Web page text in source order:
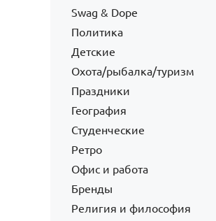
Swag & Dope
Политика
Детские
Охота/рыбалка/туризм
Праздники
География
Студенческие
Ретро
Офис и работа
Бренды
Религия и философия